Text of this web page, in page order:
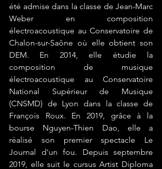
été admise dans la classe de Jean-Marc
Weber en composition
électroacoustique au Conservatoire de
Chalon-sur-Saône où elle obtient son
DEM. En 2014, elle étudie la
composition de musique
électroacoustique au Conservatoire
National Supérieur de Musique
(CNSMD) de Lyon dans la classe de
François Roux. En 2019, grâce à la
bourse Nguyen-Thien Dao, elle a
réalisé son premier spectacle Le
Journal d'un fou. Depuis septembre
2019, elle suit le cursus Artist Diploma